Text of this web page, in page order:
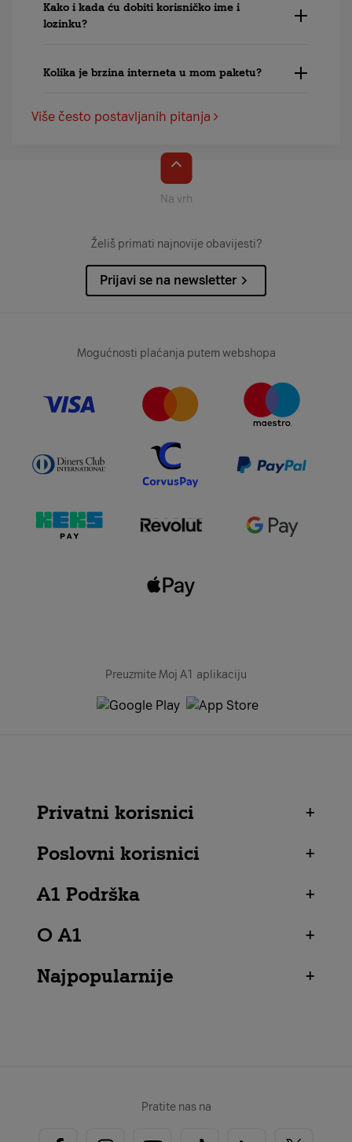
Kako i kada ću dobiti korisničko ime i
lozinku?
Kolika je brzina interneta u mom paketu?
Više često postavljanih pitanja
Na vrh
Želiš primati najnovije obavijesti?
Prijavi se na newsletter
Mogućnosti plaćanja putem webshopa
Preuzmite Moj A1 aplikaciju
Privatni korisnici
+
Poslovni korisnici
+
A1 Podrška
+
O A1
+
Najpopularnije
+
Pratite nas na